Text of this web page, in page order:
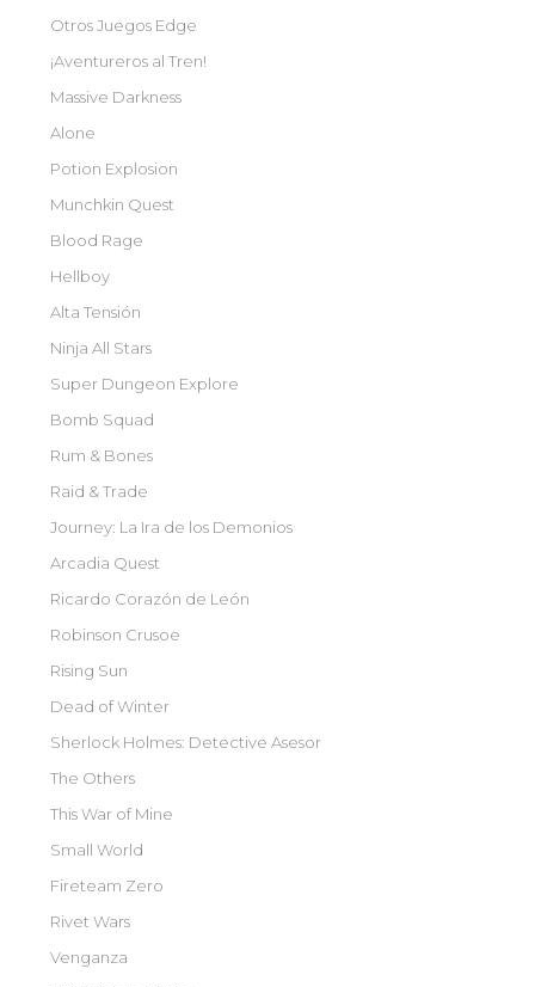
Otros Juegos Edge
¡Aventureros al Tren!
Massive Darkness
Alone
Potion Explosion
Munchkin Quest
Blood Rage
Hellboy
Alta Tensión
Ninja All Stars
Super Dungeon Explore
Bomb Squad
Rum & Bones
Raid & Trade
Journey: La Ira de los Demonios
Arcadia Quest
Ricardo Corazón de León
Robinson Crusoe
Rising Sun
Dead of Winter
Sherlock Holmes: Detective Asesor
The Others
This War of Mine
Small World
Fireteam Zero
Rivet Wars
Venganza